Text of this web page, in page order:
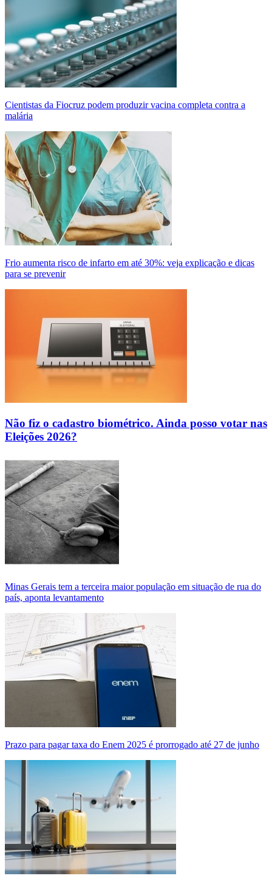
Cientistas da Fiocruz podem produzir vacina completa contra a
malária
Frio aumenta risco de infarto em até 30%: veja explicação e dicas
para se prevenir
Não fiz o cadastro biométrico. Ainda posso votar nas
Eleições 2026?
Minas Gerais tem a terceira maior população em situação de rua do
país, aponta levantamento
Prazo para pagar taxa do Enem 2025 é prorrogado até 27 de junho